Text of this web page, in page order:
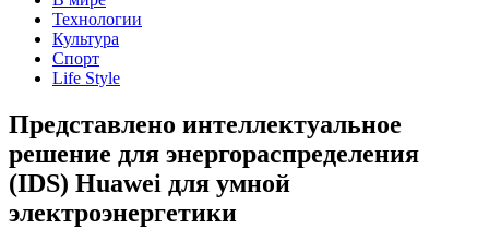
Технологии
Культура
Спорт
Life Style
Представлено интеллектуальное
решение для энергораспределения
(IDS) Huawei для умной
электроэнергетики